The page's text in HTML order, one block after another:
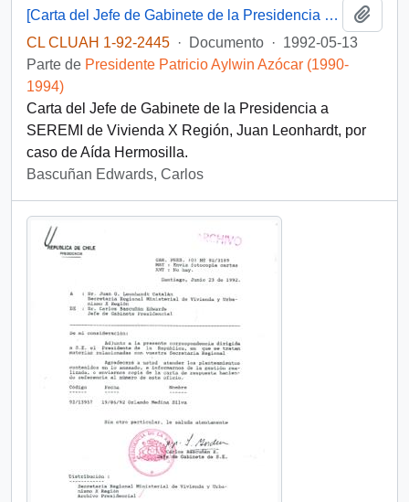
[Carta del Jefe de Gabinete de la Presidencia a SEREMI de Vivienda X Región]
CL CLUAH 1-92-2445 · Documento · 1992-05-13
Parte de Presidente Patricio Aylwin Azócar (1990-
1994)
Carta del Jefe de Gabinete de la Presidencia a
SEREMI de Vivienda X Región, Juan Leonhardt, por
caso de Aída Hermosilla.
Bascuñan Edwards, Carlos